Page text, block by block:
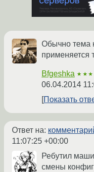
Обычно тема
применяется
Bfgeshka
06.04.2014
Показать
Ответ на:
11:07:25 +00:00
Ребутил
смены